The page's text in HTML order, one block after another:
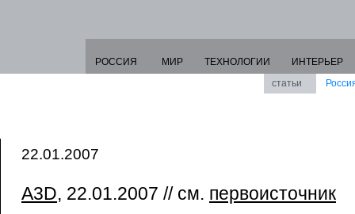
РОССИЯ МИР ТЕХНОЛОГИИ
ИНТЕРЬЕР
статьи
22.01.2007
A3D, 22.01.2007 // см. первоисточник